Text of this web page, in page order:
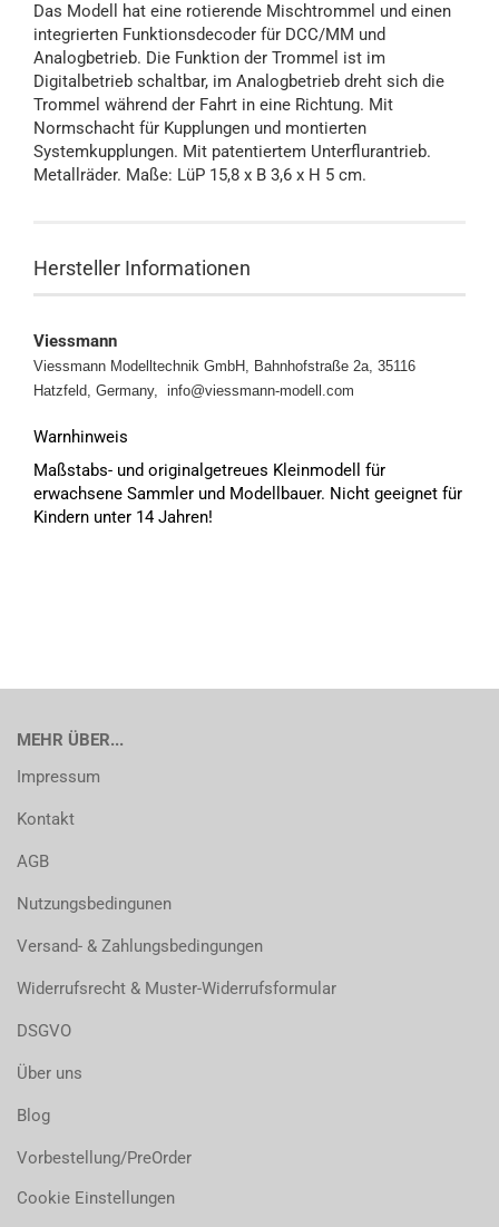
Das Modell hat eine rotierende Mischtrommel und einen
integrierten Funktionsdecoder für DCC/MM und
Analogbetrieb. Die Funktion der Trommel ist im
Digitalbetrieb schaltbar, im Analogbetrieb dreht sich die
Trommel während der Fahrt in eine Richtung. Mit
Normschacht für Kupplungen und montierten
Systemkupplungen. Mit patentiertem Unterflurantrieb.
Metallräder. Maße: LüP 15,8 x B 3,6 x H 5 cm.
Hersteller Informationen
Viessmann
Viessmann Modelltechnik GmbH, Bahnhofstraße 2a, 35116
Hatzfeld, Germany, info@viessmann-modell.com
Warnhinweis
Maßstabs- und originalgetreues Kleinmodell für
erwachsene Sammler und Modellbauer. Nicht geeignet für
Kindern unter 14 Jahren!
MEHR ÜBER...
Impressum
Kontakt
AGB
Nutzungsbedingunen
Versand- & Zahlungsbedingungen
Widerrufsrecht & Muster-Widerrufsformular
DSGVO
Über uns
Blog
Vorbestellung/PreOrder
Cookie Einstellungen